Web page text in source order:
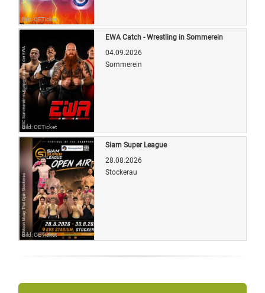
Bild: OETicket
Bild: OETicket
EWA Catch - Wrestling in Sommerein
04.09.2026
Sommerein
Bild: OETicket
Siam Super League
28.08.2026
Stockerau